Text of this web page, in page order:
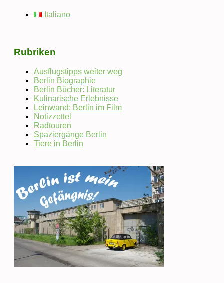
Italiano
Rubriken
Ausflugstipps weiter weg
Berlin Biographie
Berlin Bücher: Literatur
Kulinarische Erlebnisse
Leinwand: Berlin im Film
Notizzettel
Radtouren
Spaziergänge Berlin
Tiere in Berlin